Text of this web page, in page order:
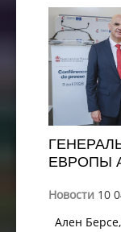
ЕВРОПЫ
Новости 10
Ален